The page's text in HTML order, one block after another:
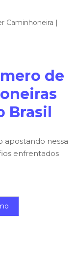
Caminhoneira |
de
Brasil
apostando nessa
enfrentados